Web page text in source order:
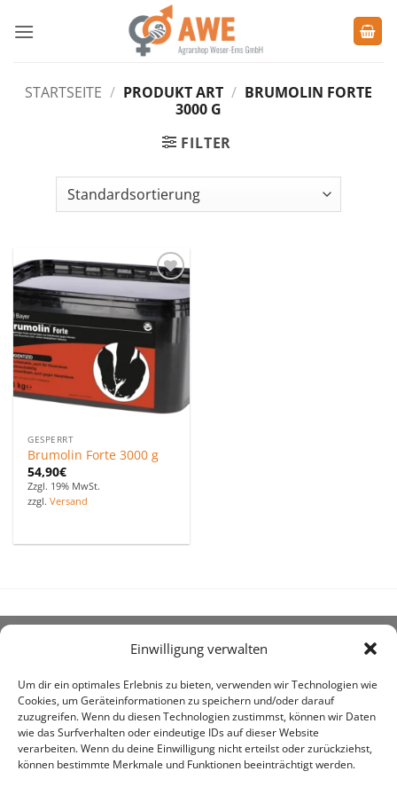
Einwilligung verwalten
Um dir ein optimales Erlebnis zu bieten, verwenden wir Technologien wie
Cookies, um Geräteinformationen zu speichern und/oder darauf
zuzugreifen. Wenn du diesen Technologien zustimmst, können wir Daten
wie das Surfverhalten oder eindeutige IDs auf dieser Website
verarbeiten. Wenn du deine Einwilligung nicht erteilst oder zurückziehst,
können bestimmte Merkmale und Funktionen beeinträchtigt werden.
Inhalt
STARTSEITE / PRODUKT ART / BRUMOLIN FORTE
3000 G
FILTER
Favoriten
hinzufügen
GESPERRT
Brumolin Forte 3000 g
54,90€
Zzgl. 19% MwSt.
zzgl.Versand